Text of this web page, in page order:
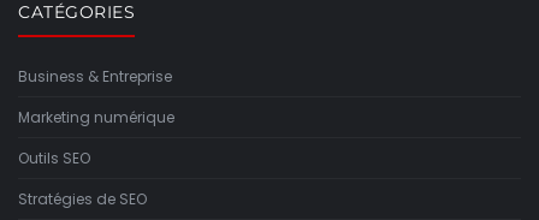
CATÉGORIES
Business & Entreprise
Marketing numérique
Outils SEO
Stratégies de SEO